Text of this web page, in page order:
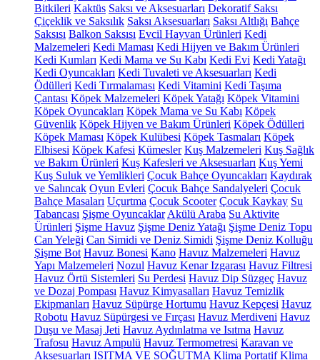
Bitkileri Kaktüs Saksı ve Aksesuarları Dekoratif Saksı
Çiçeklik ve Saksılık Saksı Aksesuarları Saksı Altlığı Bahçe
Saksısı Balkon Saksısı Evcil Hayvan Ürünleri Kedi
Malzemeleri Kedi Maması Kedi Hijyen ve Bakım Ürünleri
Kedi Kumları Kedi Mama ve Su Kabı Kedi Evi Kedi Yatağı
Kedi Oyuncakları Kedi Tuvaleti ve Aksesuarları Kedi
Ödülleri Kedi Tırmalaması Kedi Vitamini Kedi Taşıma
Çantası Köpek Malzemeleri Köpek Yatağı Köpek Vitamini
Köpek Oyuncakları Köpek Mama ve Su Kabı Köpek
Güvenlik Köpek Hijyen ve Bakım Ürünleri Köpek Ödülleri
Köpek Maması Köpek Kulübesi Köpek Tasmaları Köpek
Elbisesi Köpek Kafesi Kümesler Kuş Malzemeleri Kuş Sağlık
ve Bakım Ürünleri Kuş Kafesleri ve Aksesuarları Kuş Yemi
Kuş Suluk ve Yemlikleri Çocuk Bahçe Oyuncakları Kaydırak
ve Salıncak Oyun Evleri Çocuk Bahçe Sandalyeleri Çocuk
Bahçe Masaları Uçurtma Çocuk Scooter Çocuk Kaykay Su
Tabancası Şişme Oyuncaklar Akülü Araba Su Aktivite
Ürünleri Şişme Havuz Şişme Deniz Yatağı Şişme Deniz Topu
Can Yeleği Can Simidi ve Deniz Simidi Şişme Deniz Kolluğu
Şişme Bot Havuz Bonesi Kano Havuz Malzemeleri Havuz
Yapı Malzemeleri Nozul Havuz Kenar Izgarası Havuz Filtresi
Havuz Örtü Sistemleri Su Perdesi Havuz Dip Süzgeç Havuz
ve Dozaj Pompası Havuz Kimyasalları Havuz Temizlik
Ekipmanları Havuz Süpürge Hortumu Havuz Kepçesi Havuz
Robotu Havuz Süpürgesi ve Fırçası Havuz Merdiveni Havuz
Duşu ve Masaj Jeti Havuz Aydınlatma ve Isıtma Havuz
Trafosu Havuz Ampulü Havuz Termometresi Karavan ve
Aksesuarları ISITMA VE SOĞUTMA Klima Portatif Klima